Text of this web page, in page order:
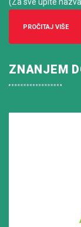
PROČITAJ VIŠE
ZNANJEM